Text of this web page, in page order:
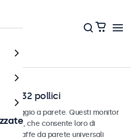
7 a 32 pollici
a parete. Questi monitor
VESA, che consente loro di
su staffe da parete universali